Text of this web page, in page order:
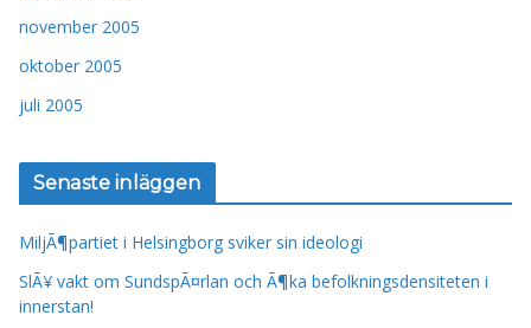
november 2005
oktober 2005
juli 2005
Senaste inläggen
MiljÃ¶partiet i Helsingborg sviker sin ideologi
SlÃ¥ vakt om SundspÃ¤rlan och Ã¶ka befolkningsdensiteten i
innerstan!